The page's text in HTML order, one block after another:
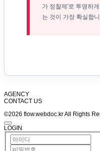
가 정찰제'로 투명하
는 것이 가장 확실합
AGENCY
CONTACT US
©2026 flow.webdoc.kr All Rights
LOGIN